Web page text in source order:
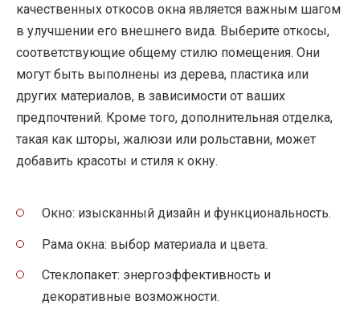
качественных откосов окна является важным шагом
в улучшении его внешнего вида. Выберите откосы,
соответствующие общему стилю помещения. Они
могут быть выполнены из дерева, пластика или
других материалов, в зависимости от ваших
предпочтений. Кроме того, дополнительная отделка,
такая как шторы, жалюзи или рольставни, может
добавить красоты и стиля к окну.
Окно: изысканный дизайн и функциональность.
Рама окна: выбор материала и цвета.
Стеклопакет: энергоэффективность и
декоративные возможности.